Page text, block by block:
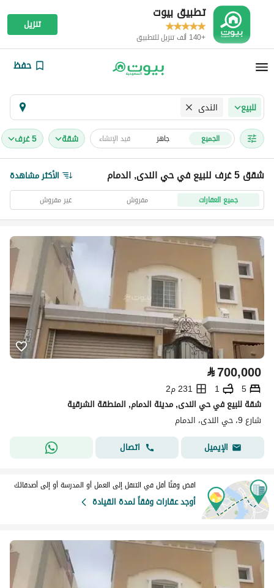
تطبيق بيوت
+140 ألف تنزيل للتطبيق
تنزيل
حفظ
للبيع الندى
الجميع جاهز قيد الإنشاء شقة 5 غرف
شقق 5 غرف للبيع في حي الندى, الدمام الأكثر مشاهدة
جميع العقارات مفروش غير مفروش
⃁700,000
5
1
231 م2
شقة للبيع في حي الندى, مدينة الدمام, المنطقة الشرقية
شارع 9، حي الندى، الدمام
الإيميل
اتصال
اقض وقتًا أقل في التنقل إلى العمل أو المدرسة أو إلى أصدقائك
أوجد عقارات وفقاً لمدة القيادة